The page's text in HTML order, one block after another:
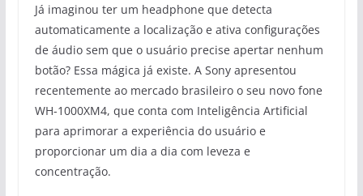
Já imaginou ter um headphone que detecta
automaticamente a localização e ativa configurações
de áudio sem que o usuário precise apertar nenhum
botão? Essa mágica já existe. A Sony apresentou
recentemente ao mercado brasileiro o seu novo fone
WH-1000XM4, que conta com Inteligência Artificial
para aprimorar a experiência do usuário e
proporcionar um dia a dia com leveza e
concentração.